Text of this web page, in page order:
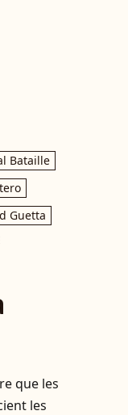
Bataille
Guetta
que les
les